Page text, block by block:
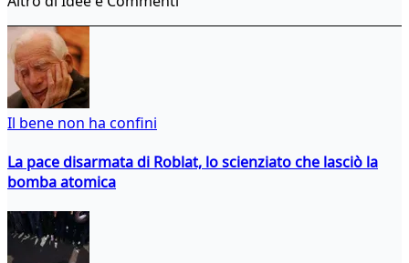
Il bene non ha confini
La pace disarmata di Roblat, lo scienziato che lasciò la
bomba atomica